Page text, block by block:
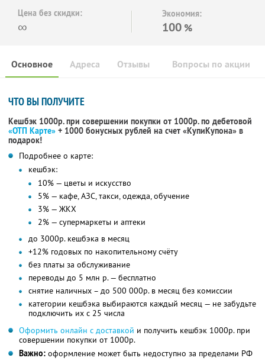
Цена без скидки:
∞
Экономия:
100 %
Основное Отзывы Вопросы по акции
Адреса
ЧТО ВЫ ПОЛУЧИТЕ
Кешбэк 1000р. при совершении покупки от 1000р. по дебетовой
«ОТП Карте» + 1000 бонусных рублей на счет «КупиКупона» в
подарок!
Подробнее о карте:
кешбэк:
10% — цветы и искусство
5% — кафе, АЗС, такси, одежда, обучение
3% — ЖКХ
2% — супермаркеты и аптеки
до 3000р. кешбэка в месяц
+12% годовых по накопительному счёту
без платы за обслуживание
переводы до 5 млн р. — бесплатно
снятие наличных – до 500 000р. в месяц без комиссии
категории кешбэка выбираются каждый месяц — не забудьте
подключить их с 25 числа
Оформить онлайн с доставкой и получить кешбэк 1000р. при
совершении покупки от 1000р.
Важно: оформление может быть недоступно за пределами РФ